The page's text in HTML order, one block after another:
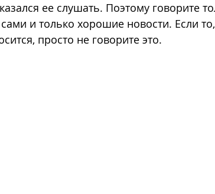
ее слушать. Поэтому говорите
и только хорошие новости. Если
просто не говорите это.